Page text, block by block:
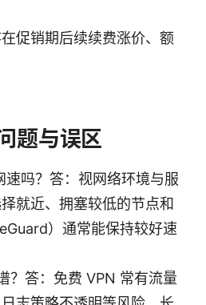
促销期后续续费涨价、额
题与误区
速吗？答：视网络环境与服
就近、拥塞较低的节点和
）通常能保持较好速
？答：免费 VPN 常有流量